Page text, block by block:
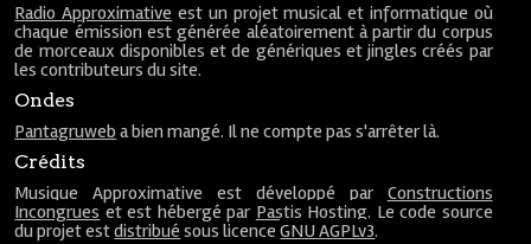
Radio Approximative est un projet musical et informatique où
chaque émission est générée aléatoirement à partir du corpus
de morceaux disponibles et de génériques et jingles créés par
les contributeurs du site.
Ondes
Pantagruweb a bien mangé. Il ne compte pas s'arrêter là.
Crédits
Musique Approximative est développé par Constructions
Incongrues et est hébergé par Pastis Hosting. Le code source
du projet estdistribué sous licenceGNU AGPLv3.